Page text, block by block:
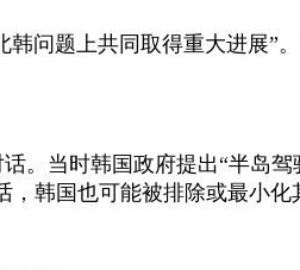
问题上共同取得重大进展
。当时韩国政府提出“半岛
韩国也可能被排除或最小化